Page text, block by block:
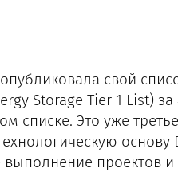
свой
Storage Tier 1 List) за
списке. Это уже
основу
выполнение проектов